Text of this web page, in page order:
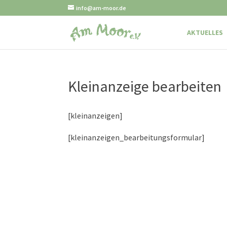
info@am-moor.de
AKTUELLES
Kleinanzeige bearbeiten
[kleinanzeigen]
[kleinanzeigen_bearbeitungsformular]